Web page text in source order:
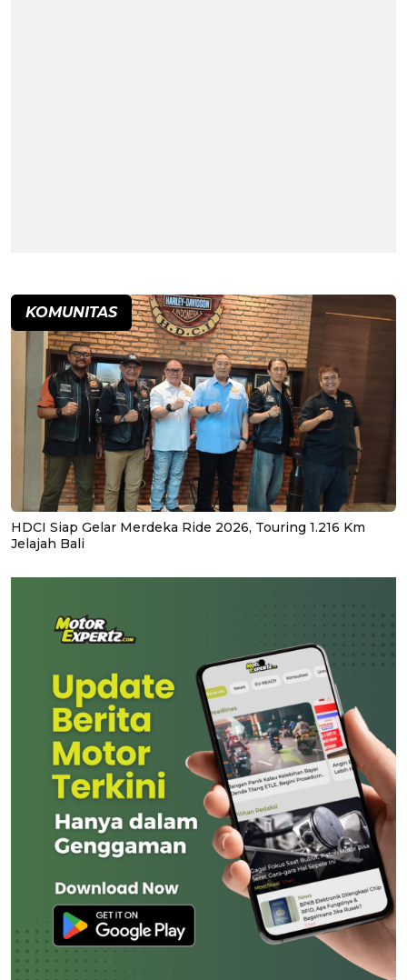
KOMUNITAS
HDCI Siap Gelar Merdeka Ride 2026, Touring 1.216 Km
Jelajah Bali